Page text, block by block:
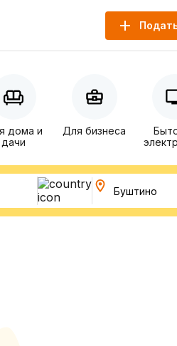
дома и
дачи
Для бизнеса